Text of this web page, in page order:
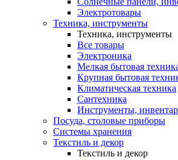
Электротовары
Техника, инструменты
Техника, инструменты
Все товары
Электроника
Мелкая бытовая
Крупная бытовая
Климатическая техника
Сантехника
Инструменты,
Посуда, столовые приборы
Системы хранения
Текстиль и декор
Текстиль и декор